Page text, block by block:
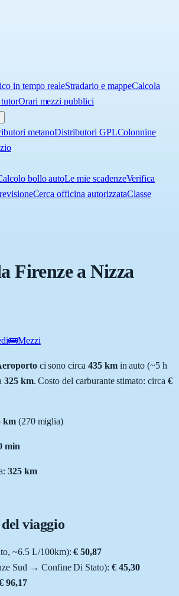
in tempo realeStradario e mappeCalcola
Orari mezzi pubblici
metanoDistributori GPLColonnine
bollo autoLe mie scadenzeVerifica
Cerca officina autorizzataClasse
Firenze a Nizza
🚌Mezzi
ci sono circa 435kmin auto (~5 h
325km. Costo del carburante stimato: circa €
km (270miglia)
min
325km
viaggio
, ~6.5 L/100km): € 50,87
Sud → Confine Di Stato): € 45,30
96,17